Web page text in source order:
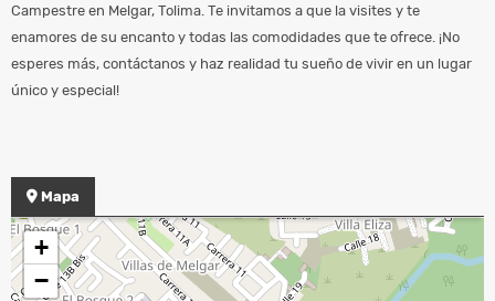
Campestre en Melgar, Tolima. Te invitamos a que la visites y te
enamores de su encanto y todas las comodidades que te ofrece. ¡No
esperes más, contáctanos y haz realidad tu sueño de vivir en un lugar
único y especial!
Mapa
+
−